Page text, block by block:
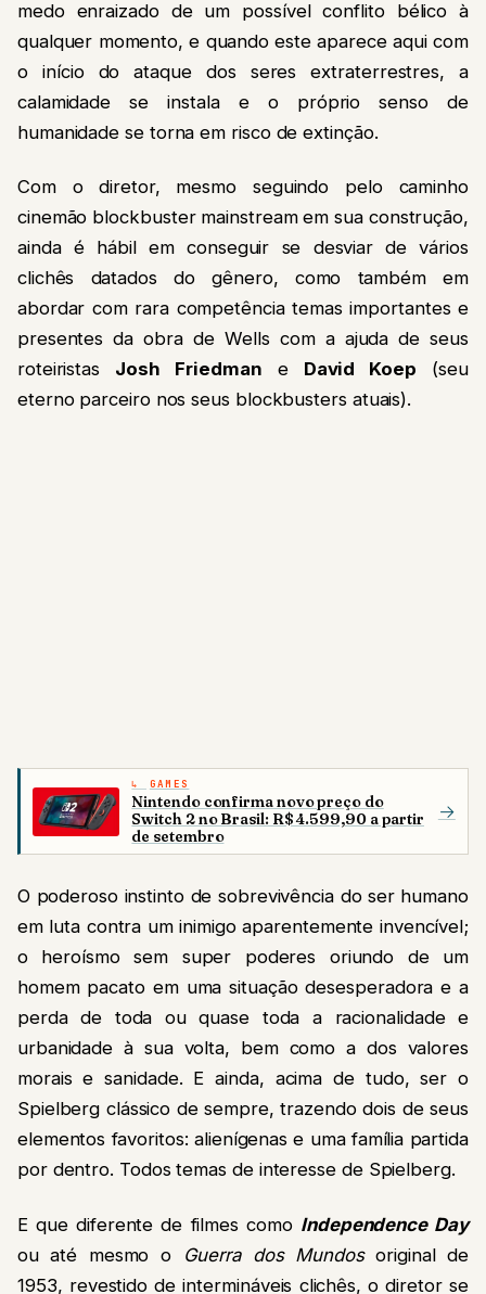
medo enraizado de um possível conflito bélico à
qualquer momento, e quando este aparece aqui com
o início do ataque dos seres extraterrestres, a
calamidade se instala e o próprio senso de
humanidade se torna em risco de extinção.
Com o diretor, mesmo seguindo pelo caminho
cinemão blockbuster mainstream em sua construção,
ainda é hábil em conseguir se desviar de vários
clichês datados do gênero, como também em
abordar com rara competência temas importantes e
presentes da obra de Wells com a ajuda de seus
roteiristas Josh Friedman e David Koep (seu
eterno parceiro nos seus blockbusters atuais).
GAMES
Nintendo confirma novo preço do
Switch 2 no Brasil: R$ 4.599,90 a partir
de setembro
→
O poderoso instinto de sobrevivência do ser humano
em luta contra um inimigo aparentemente invencível;
o heroísmo sem super poderes oriundo de um
homem pacato em uma situação desesperadora e a
perda de toda ou quase toda a racionalidade e
urbanidade à sua volta, bem como a dos valores
morais e sanidade. E ainda, acima de tudo, ser o
Spielberg clássico de sempre, trazendo dois de seus
elementos favoritos: alienígenas e uma família partida
por dentro. Todos temas de interesse de Spielberg.
E que diferente de filmes como Independence Day
ou até mesmo o
Guerra dos Mundosoriginal de
1953, revestido de intermináveis clichês, o diretor se